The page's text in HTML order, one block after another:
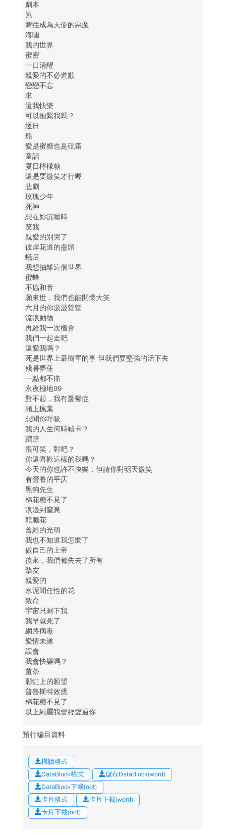
劇本
累
嚮往成為天使的惡魔
海嘯
我的世界
蜜密
一口清醒
親愛的不必道歉
戀戀不忘
求
還我快樂
可以抱緊我嗎？
逐日
船
愛是蜜糖也是砒霜
童話
夏日檸檬糖
還是要微笑才行喔
悲劇
玫瑰少年
死神
想在妳沉睡時
笑我
親愛的別哭了
彼岸花道的盡頭
蟻后
我想抽離這個世界
蜜蜂
不協和音
願來世，我們也能開懷大笑
六月的你汲汲營營
流浪動物
再給我一次機會
我們一起走吧
還愛我嗎？
死是世界上最簡單的事 但我們要堅強的活下去
殘暑夢蓮
一點都不痛
永夜極地99
對不起，我有憂鬱症
頰上楓葉
想聞你呼吸
我的人生何時喊卡？
躓踣
很可笑，對吧？
你還喜歡這樣的我嗎？
今天的你也許不快樂，但請你對明天微笑
有營養的平仄
黑狗先生
棉花糖不見了
浪漫到窒息
龍膽花
曾經的光明
我也不知道我怎麼了
做自己的上帝
後來，我們都失去了所有
摯友
親愛的
水泥間任性的花
致命
宇宙只剩下我
我早就死了
網路病毒
愛情未遂
誤會
我會快樂嗎？
薑茶
彩虹上的願望
普魯斯特效應
棉花糖不見了
以上純屬我曾經愛過你
預行編目資料
機讀格式
DataBlock格式
儲存DataBlock(word)
DataBlock下載(odt)
卡片格式
卡片下載(word)
卡片下載(odt)